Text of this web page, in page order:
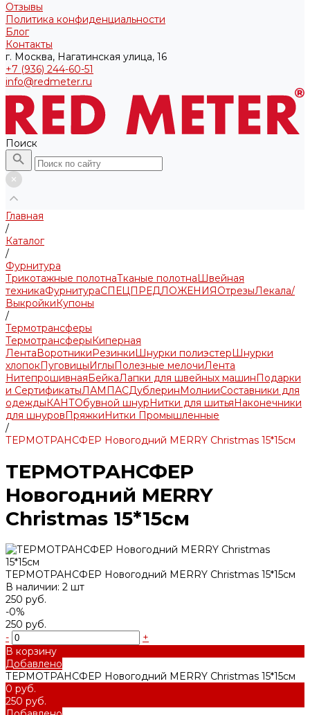
Отзывы
Политика конфиденциальности
Блог
Контакты
г. Москва, Нагатинская улица, 16
+7 (936) 244-60-51
info@redmeter.ru
Поиск
Главная
/
Каталог
/
Фурнитура
Трикотажные полотнаТканые полотнаШвейная
техникаФурнитураСПЕЦПРЕДЛОЖЕНИЯОтрезыЛекала/
ВыкройкиКупоны
/
Термотрансферы
ТермотрансферыКиперная
ЛентаВоротникиРезинкиШнурки полиэстерШнурки
хлопокПуговицыИглыПолезные мелочиЛента
НитепрошивнаяБейкаЛапки для швейных машинПодарки
и СертификатыЛАМПАСДублеринМолнииСоставники для
одеждыКАНТОбувной шнурНитки для шитьяНаконечники
для шнуровПряжкиНитки Промышленные
/
ТЕРМОТРАНСФЕР Новогодний MERRY Christmas 15*15см
ТЕРМОТРАНСФЕР
Новогодний MERRY
Christmas 15*15см
ТЕРМОТРАНСФЕР Новогодний MERRY Christmas 15*15см
В наличии: 2 шт
250 руб.
-0%
250 руб.
-
+
В корзину
Добавлено
ТЕРМОТРАНСФЕР Новогодний MERRY Christmas 15*15см
0 руб.
250 руб.